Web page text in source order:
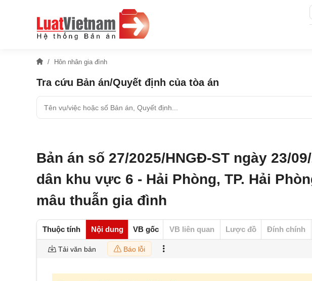
Hôn nhân gia đình
Tra cứu Bản án/Quyết định của tòa án
Bản án số 27/2025/HNGĐ-ST ngày 23/
dân khu vực 6 - Hải Phòng, TP. Hải
mâu thuẫn gia đình
Thuộc tính Nội dung VB gốc VB liên quan Lược đồ Đính chính
Tải văn bản Báo lỗi